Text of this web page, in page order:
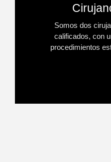
Somos dos
calificados, con
procedimientos